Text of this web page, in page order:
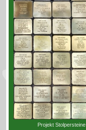
Projekt Stolpersteine